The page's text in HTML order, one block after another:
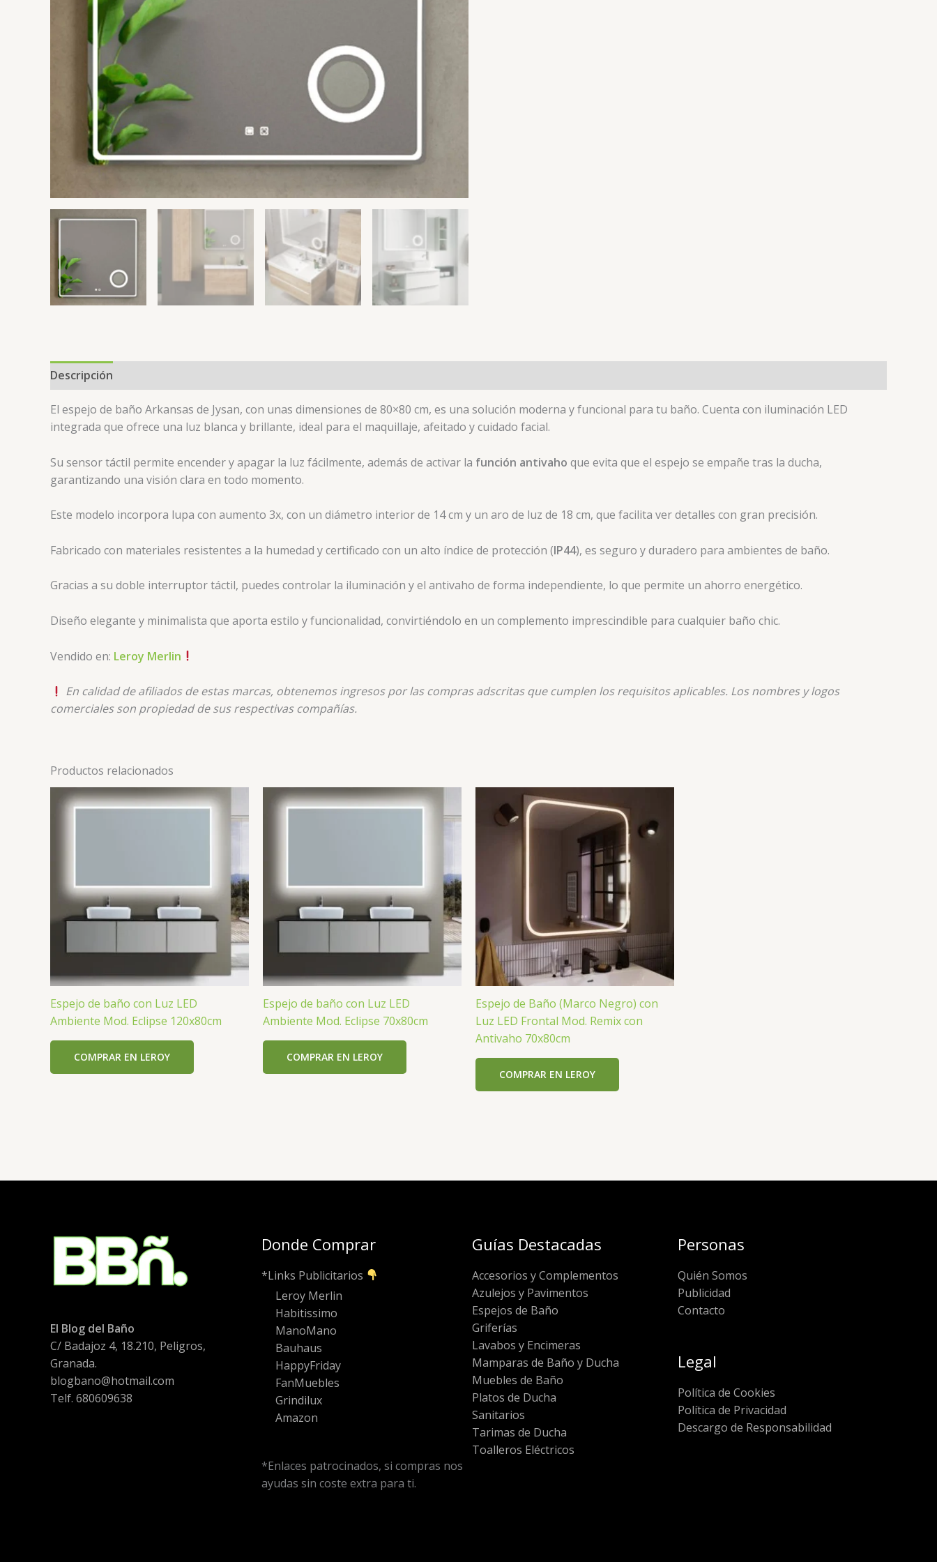
Descripción
El espejo de baño Arkansas de Jysan, con unas dimensiones de 80×80 cm, es una solución moderna y funcional para tu baño. Cuenta con iluminación LED
integrada que ofrece una luz blanca y brillante, ideal para el maquillaje, afeitado y cuidado facial.
Su sensor táctil permite encender y apagar la luz fácilmente, además de activar la función antivaho que evita que el espejo se empañe tras la ducha,
garantizando una visión clara en todo momento.
Este modelo incorpora lupa con aumento 3x, con un diámetro interior de 14 cm y un aro de luz de 18 cm, que facilita ver detalles con gran precisión.
Fabricado con materiales resistentes a la humedad y certificado con un alto índice de protección (IP44), es seguro y duradero para ambientes de baño.
Gracias a su doble interruptor táctil, puedes controlar la iluminación y el antivaho de forma independiente, lo que permite un ahorro energético.
Diseño elegante y minimalista que aporta estilo y funcionalidad, convirtiéndolo en un complemento imprescindible para cualquier baño chic.
Vendido en: Leroy Merlin
En calidad de afiliados de estas marcas, obtenemos ingresos por las compras adscritas que cumplen los requisitos aplicables. Los nombres y logos
comerciales son propiedad de sus respectivas compañías.
Productos relacionados
Espejo de baño con Luz LED
Ambiente Mod. Eclipse 120x80cm
COMPRAR EN LEROY
Espejo de baño con Luz LED
Ambiente Mod. Eclipse 70x80cm
COMPRAR EN LEROY
Espejo de Baño (Marco Negro) con
Luz LED Frontal Mod. Remix con
Antivaho 70x80cm
COMPRAR EN LEROY
El Blog del Baño
C/ Badajoz 4, 18.210, Peligros,
Granada.
blogbano@hotmail.com
Telf. 680609638
Donde Comprar
*Links Publicitarios
Leroy Merlin
Habitissimo
ManoMano
Bauhaus
HappyFriday
FanMuebles
Grindilux
Amazon
*Enlaces patrocinados, si compras nos
ayudas sin coste extra para ti.
Guías Destacadas
Accesorios y Complementos
Azulejos y Pavimentos
Espejos de Baño
Griferías
Lavabos y Encimeras
Mamparas de Baño y Ducha
Muebles de Baño
Platos de Ducha
Sanitarios
Tarimas de Ducha
Toalleros Eléctricos
Personas
Quién Somos
Publicidad
Contacto
Legal
Política de Cookies
Política de Privacidad
Descargo de Responsabilidad